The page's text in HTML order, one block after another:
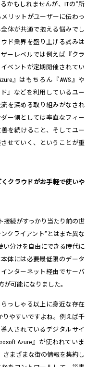
かもしれませんが、ITの”所
リットがユーザーに伝わっ
体が共通で抱える悩みでし
ド業界を盛り上げる試みは
ーレベルでは例えば『クラ
ベントが定期開催されてい
』はもちろん『AWS』や
ド』などを利用しているユー
を深める取り組みがなされ
ー側としては率直なフィー
を続けること、そしてユー
せていく、ということが重
クラウドがお手軽で使いや
接続がすっかり当たり前の世
クライアント”とはまた異な
い分けを自由にできる時代に
体には必要最低限のデータ
ンターネット経由でサーバ
可能になりました。
っしゃる以上に身近な存在
やすいですよね。例えば千
入されているデジタルサイ
Azure』が使われていま
さまざまな街の情報を集約し